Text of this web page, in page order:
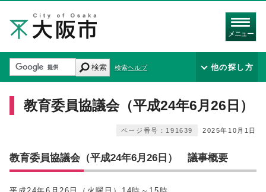
メニュー
検索 検索ヘルプ 他の探し方
教育委員協議会（平成24年6月26日）
2025年10月1日
ページ番号：191639
教育委員協議会（平成24年6月26日） 議事概要